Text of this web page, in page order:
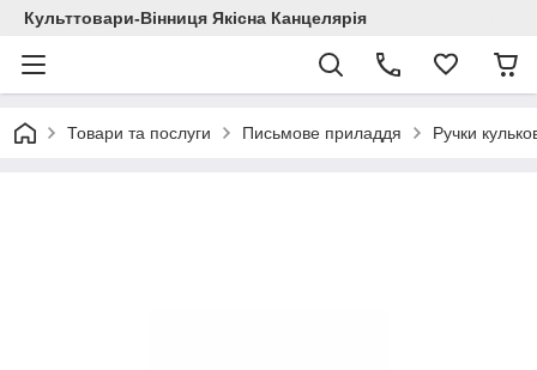
Культтовари-Вінниця Якісна Канцелярія
Товари та послуги Письмове приладдя Ручки